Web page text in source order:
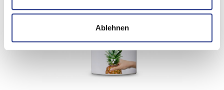
Ablehnen